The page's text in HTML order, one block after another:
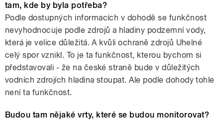
tam, kde by byla potřeba?
Podle dostupných informacích v dohodě se funkčnost
nevyhodnocuje podle zdrojů a hladiny podzemní vody,
která je velice důležitá. A kvůli ochraně zdrojů Uhelné
celý spor vznikl. To je ta funkčnost, kterou bychom si
představovali - že na české straně bude v důležitých
vodních zdrojích hladina stoupat. Ale podle dohody tohle
není ta funkčnost.
Budou tam nějaké vrty, které se budou monitorovat?